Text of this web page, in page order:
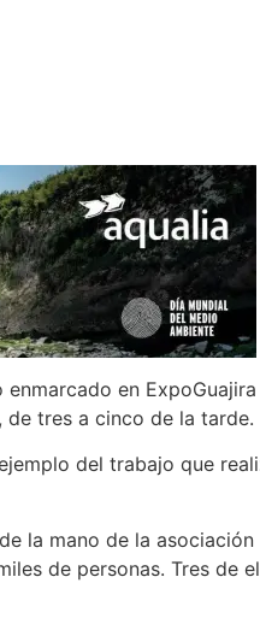
en
de tres a cinco de la tarde.
del trabajo que
la mano de la
de personas. Tres de